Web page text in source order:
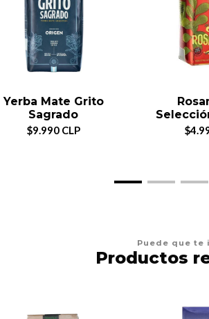
Yerba Mate Grito
Sagrado
$9.990 CLP
Puede que te
Productos